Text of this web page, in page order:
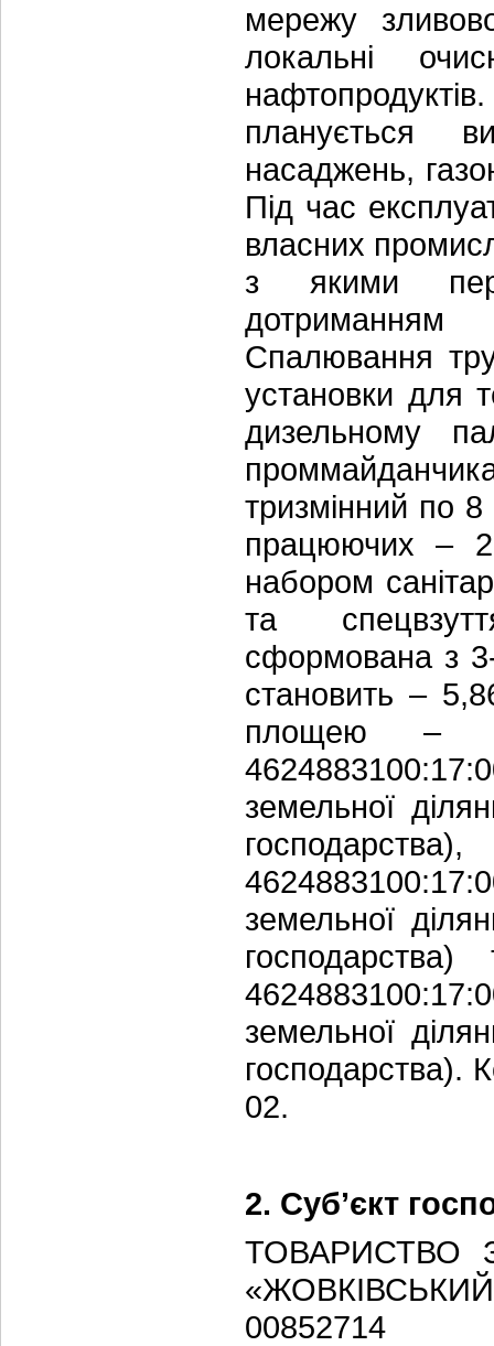
мережу
локальні
планується
насаджень,
Під час
власних
з якими
дотриманням
Спалювання
установки для
дизельному
тризмінний по 8
працюючих –
набором
та
сформована з
становить –
площею –
земельної
земельної
земельної
господарства).
02.
2. Суб’єкт
ТОВАРИСТВО
00852714